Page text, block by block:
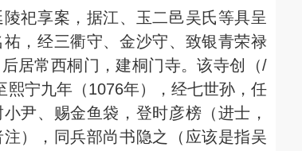
祀享案，据江、玉二邑吴氏等具呈
，经三衢守、金沙守、致银青荣禄
居常西桐门，建桐门寺。该寺创（/
宁九年（1076年），经七世孙，任
尹、赐金鱼袋，登时彦榜（进士，
），同兵部尚书隐之（应该是指吴